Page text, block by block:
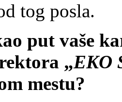
tog posla.
put vaše
„EKO
mestu?